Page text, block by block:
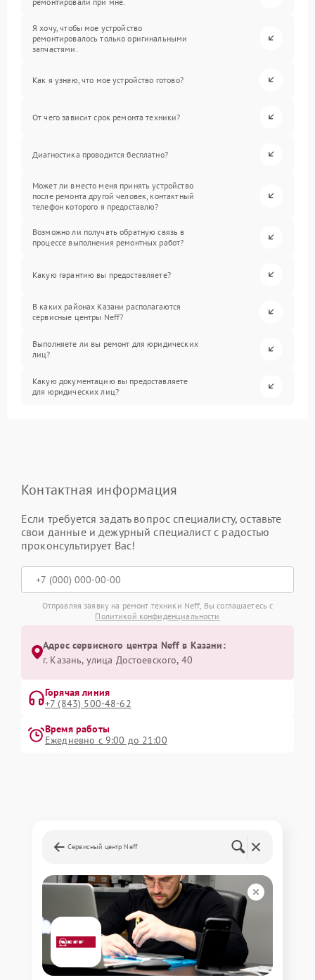
Я хочу, чтобы мое устройство
ремонтировалось только оригинальными
запчастями.
Как я узнаю, что мое устройство готово?
От чего зависит срок ремонта техники?
Диагностика проводится бесплатно?
Может ли вместо меня принять устройство
после ремонта другой человек, контактный
телефон которого я предоставлю?
Возможно ли получать обратную связь в
процессе выполнения ремонтных работ?
Какую гарантию вы предоставляете?
В каких районах Казани располагаются
сервисные центры Neff?
Выполняете ли вы ремонт для юридических
лиц?
Какую документацию вы предоставляете
для юридических лиц?
Контактная информация
Если требуется задать вопрос специалисту, оставьте
свои данные и дежурный специалист с радостью
проконсультирует Вас!
Отправляя заявку на ремонт техники Neff, Вы соглашаетесь с
Политикой конфиденциальности
Адрес сервисного центра Neff в Казани:
г. Казань, улица Достоевского, 40
Горячая линия
+7 (843) 500-48-62
Время работы
Ежедневно с 9:00 до 21:00
Сервисный центр Neff